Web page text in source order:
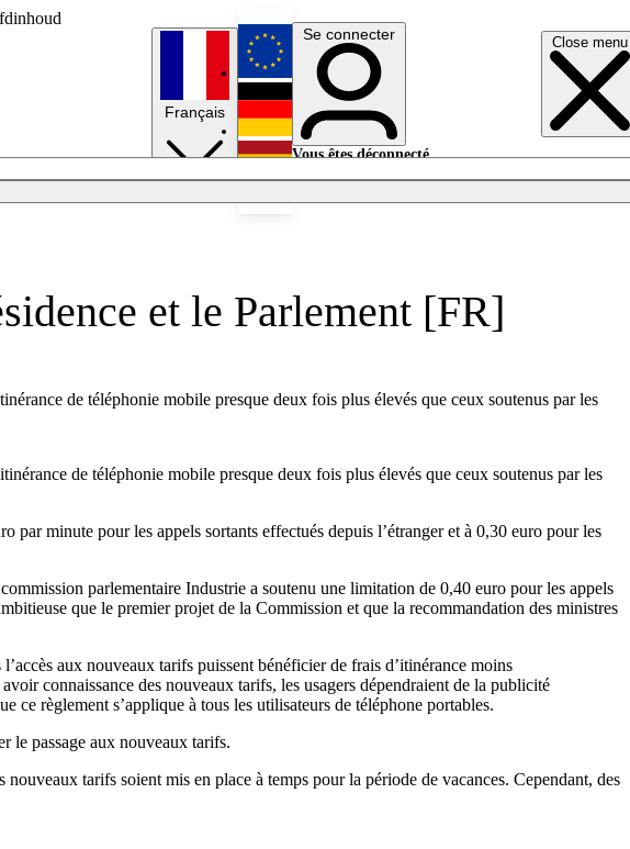
Close menu
Français
English
Deutsch
Se connecter
Vous êtes déconnecté.
et le Parlement [FR]
de téléphonie mobile presque deux fois plus élevés que ceux soutenus par les
de téléphonie mobile presque deux fois plus élevés que ceux soutenus par les
minute pour les appels sortants effectués depuis l’étranger et à 0,30 euro pour les
parlementaire Industrie a soutenu une limitation de 0,40 euro pour les appels
que le premier projet de la Commission et que la recommandation des ministres
aux nouveaux tarifs puissent bénéficier de frais d’itinérance moins
connaissance des nouveaux tarifs, les usagers dépendraient de la publicité
ce règlement s’applique à tous les utilisateurs de téléphone portables.
le passage aux nouveaux tarifs.
tarifs soient mis en place à temps pour la période de vacances. Cependant, des